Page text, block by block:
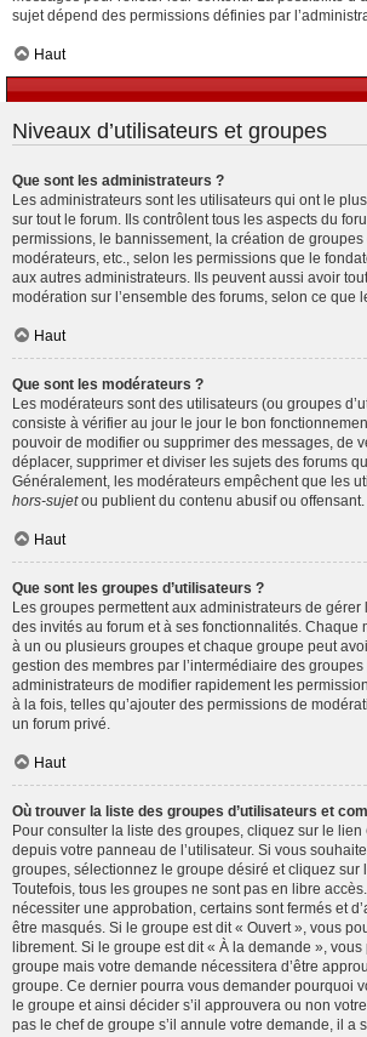
sujet dépend des permissions définies par
Haut
Niveaux d’utilisateurs et groupes
Que sont les administrateurs ?
Les administrateurs sont les utilisateurs qui ont le
sur tout le forum. Ils contrôlent tous les aspects du
permissions, le bannissement, la création de groupes
modérateurs, etc., selon les permissions que le
aux autres administrateurs. Ils peuvent aussi avoir
modération sur l’ensemble des forums, selon ce que
Haut
Que sont les modérateurs ?
Les modérateurs sont des utilisateurs (ou groupes
consiste à vérifier au jour le jour le bon
pouvoir de modifier ou supprimer des messages, de
déplacer, supprimer et diviser les sujets des forums
Généralement, les modérateurs empêchent que les
hors-sujetou publient du contenu abusif ou offensant.
Haut
Que sont les groupes d’utilisateurs ?
Les groupes permettent aux administrateurs de gérer
des invités au forum et à ses fonctionnalités. Chaque
à un ou plusieurs groupes et chaque groupe peut
gestion des membres par l’intermédiaire des
administrateurs de modifier rapidement les
à la fois, telles qu’ajouter des permissions de
un forum privé.
Haut
Où trouver la liste des groupes d’utilisateurs et
Pour consulter la liste des groupes, cliquez sur le lien
depuis votre panneau de l’utilisateur. Si vous
groupes, sélectionnez le groupe désiré et cliquez sur
Toutefois, tous les groupes ne sont pas en libre
nécessiter une approbation, certains sont fermés et
être masqués. Si le groupe est dit « Ouvert », vous
librement. Si le groupe est dit « À la demande »,
groupe mais votre demande nécessitera d’être
groupe. Ce dernier pourra vous demander pourquoi
le groupe et ainsi décider s’il approuvera ou non
pas le chef de groupe s’il annule votre demande, il a